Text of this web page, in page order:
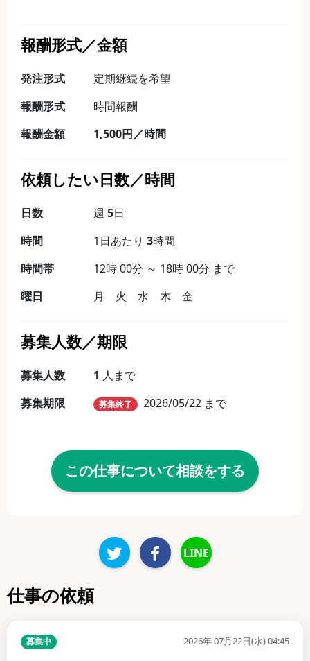
報酬形式／金額
発注形式
定期継続を希望
報酬形式
時間報酬
報酬金額
1,500円／時間
依頼したい日数／時間
日数 週 5日
時間
1日あたり 3時間
時間帯
12時 00分 ～ 18時 00分 まで
曜日
月 火 水 木 金
募集人数／期限
募集人数 1 人まで
募集期限
募集終了 2026/05/22 まで
この仕事について相談をする
LINE
仕事の依頼
募集中 2026年 07月22日(水) 04:45